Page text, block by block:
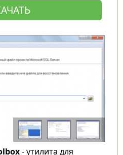
- утилита для